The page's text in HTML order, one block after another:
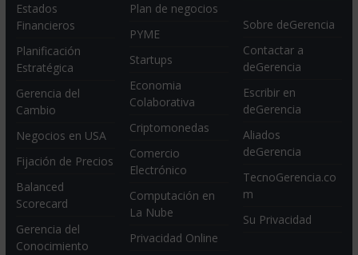
Estados
Financieros
Planificación
Estratégica
Gerencia del
Cambio
Negocios en USA
Fijación de Precios
Balanced
Scorecard
Gerencia del
Conocimiento
Plan de negocios
PYME
Startups
Economia
Colaborativa
Criptomonedas
Comercio
Electrónico
Computación en
La Nube
Privacidad Online
Sobre deGerencia
Contactar a
deGerencia
Escribir en
deGerencia
Aliados
deGerencia
TecnoGerencia.co
m
Su Privacidad